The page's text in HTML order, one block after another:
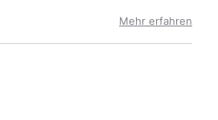
Mehr erfahren